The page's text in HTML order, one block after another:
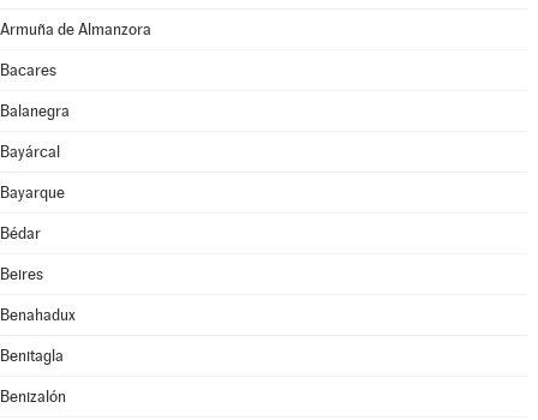
Armuña de Almanzora
Bacares
Balanegra
Bayárcal
Bayarque
Bédar
Beires
Benahadux
Benitagla
Benizalón